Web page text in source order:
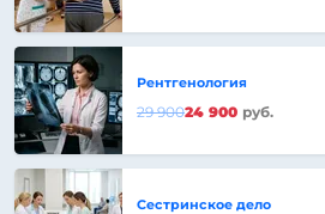
Рентгенология
29 90024 900 руб.
Сестринское дело